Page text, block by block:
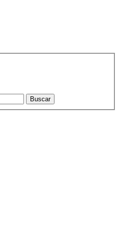
Buscar